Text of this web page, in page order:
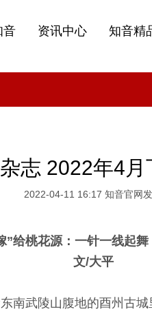
音 资讯中心 知音精
志 2022年4月
2022-04-11 16:17 知音官网
”给桃花源：一针一线起
文/大平
武陵山腹地的酉州古城